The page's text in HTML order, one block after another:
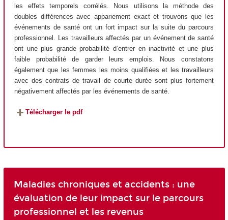
les effets temporels corrélés. Nous utilisons la méthode des
doubles différences avec appariement exact et trouvons que les
événements de santé ont un fort impact sur la suite du parcours
professionnel. Les travailleurs affectés par un événement de santé
ont une plus grande probabilité d’entrer en inactivité et une plus
faible probabilité de garder leurs emplois. Nous constatons
également que les femmes les moins qualifiées et les travailleurs
avec des contrats de travail de courte durée sont plus fortement
négativement affectés par les événements de santé.
Télécharger le pdf
Maladies chroniques et accidents : une
évaluation de leur impact sur le parcours
professionnel et les revenus